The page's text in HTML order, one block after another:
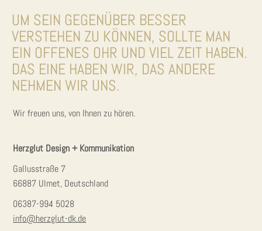
UM SEIN GEGENÜBER BESSER
VERSTEHEN ZU KÖNNEN, SOLLTE MAN
EIN OFFENES OHR UND VIEL ZEIT HABEN.
DAS EINE HABEN WIR, DAS ANDERE
NEHMEN WIR UNS.
Wir freuen uns, von Ihnen zu hören.
Herzglut Design + Kommunikation
Gallusstraße 7
66887 Ulmet, Deutschland
06387-994 5028
info@herzglut-dk.de